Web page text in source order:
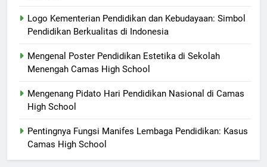
Logo Kementerian Pendidikan dan Kebudayaan: Simbol
Pendidikan Berkualitas di Indonesia
Mengenal Poster Pendidikan Estetika di Sekolah
Menengah Camas High School
Mengenang Pidato Hari Pendidikan Nasional di Camas
High School
Pentingnya Fungsi Manifes Lembaga Pendidikan: Kasus
Camas High School